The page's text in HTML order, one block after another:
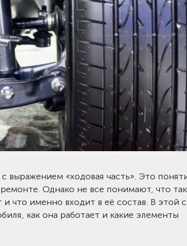
выражением «ходовая часть». Это
Однако не все понимают, что
и что именно входит в её состав. В этой
как она работает и какие элементы